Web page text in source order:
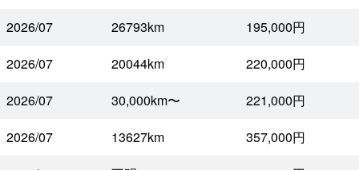
2026/07
26793km
195,000円
2026/07
20044km
220,000円
2026/07
30,000km〜
221,000円
2026/07
13627km
357,000円